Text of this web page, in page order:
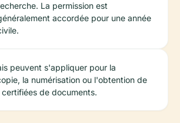
La permission est
accordée pour une année
peuvent s'appliquer pour la
la numérisation ou l'obtention de
de documents.